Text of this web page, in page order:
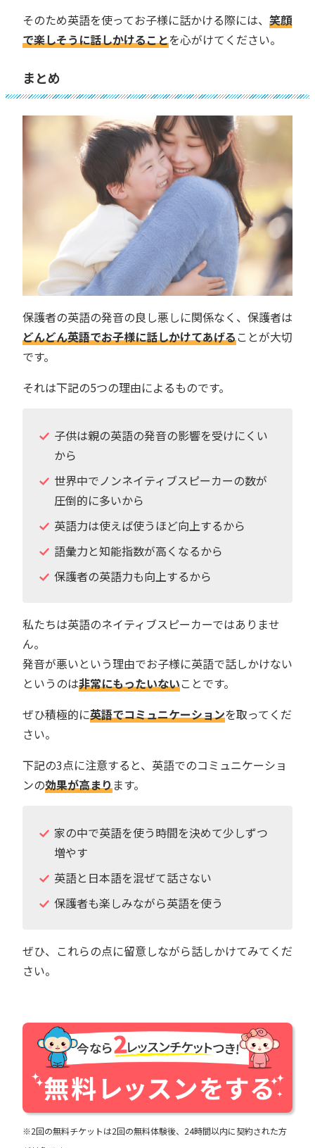
そのため英語を使ってお子様に話かける際には、 笑顔
で楽しそうに話しかけることを心がけてください。
まとめ
保護者の英語の発音の良し悪しに関係なく、保護者は
どんどん英語でお子様に話しかけてあげることが大切
です。
それは下記の5つの理由によるものです。
子供は親の英語の発音の影響を受けにくい
から
世界中でノンネイティブスピーカーの数が
圧倒的に多いから
英語力は使えば使うほど向上するから
語彙力と知能指数が高くなるから
保護者の英語力も向上するから
私たちは英語のネイティブスピーカーではありませ
ん。
発音が悪いという理由でお子様に英語で話しかけない
というのは非常にもったいないことです。
ぜひ積極的に英語でコミュニケーションを取ってくだ
さい。
下記の3点に注意すると、英語でのコミュニケーショ
ンの効果が高まります。
家の中で英語を使う時間を決めて少しずつ
増やす
英語と日本語を混ぜて話さない
保護者も楽しみながら英語を使う
ぜひ、これらの点に留意しながら話しかけてみてくだ
さい。
※2回の無料チケットは2回の無料体験後、24時間以内に契約された方